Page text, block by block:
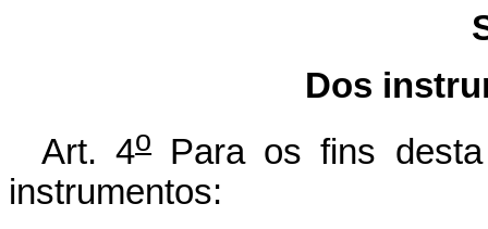
Dos
Art. 4oPara os fins desta
instrumentos: